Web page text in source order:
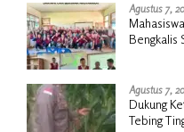
Agustus 7,
Bengkalis
Agustus 7,
Dukung
Tebing